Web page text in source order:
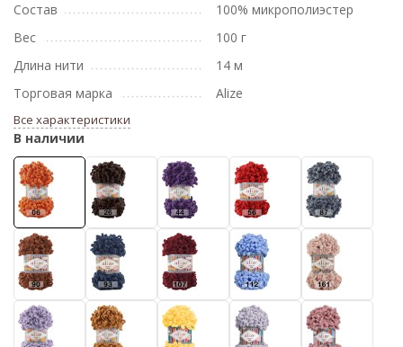
Состав
100% микрополиэстер
Вес
100 г
Длина нити
14 м
Торговая марка
Alize
Все характеристики
В наличии